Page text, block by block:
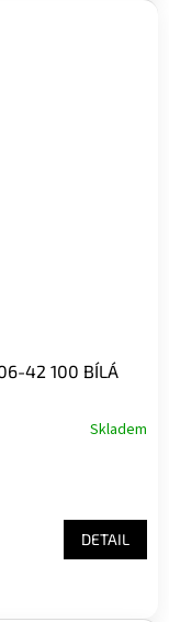
42 100 BÍLÁ
Skladem
DETAIL